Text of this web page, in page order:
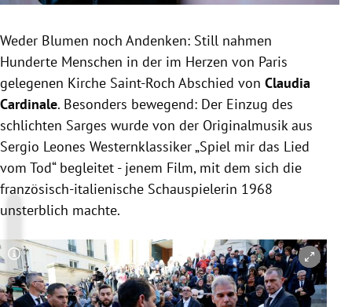
Untermenü
Weder Blumen noch Andenken: Still nahmen
Hunderte Menschen in der im Herzen von Paris
gelegenen Kirche Saint-Roch Abschied von Claudia
Cardinale. Besonders bewegend: Der Einzug des
schlichten Sarges wurde von der Originalmusik aus
Sergio Leones Westernklassiker „Spiel mir das Lied
vom Tod“ begleitet - jenem Film, mit dem sich die
französisch-italienische Schauspielerin 1968
unsterblich machte.
Copyright-Hinweis öffnen/schließen